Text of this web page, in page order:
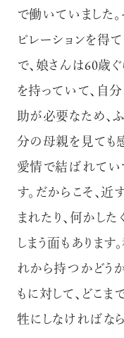
で働いていました
ピレーションを得
で、娘さんは60歳
を持っていて、自
助が必要なため、
分の母親を見ても
愛情で結ばれてい
す。だからこそ、
まれたり、何かし
しまう面もあります
れから持つかどう
もに対して、どこ
牲にしなければな